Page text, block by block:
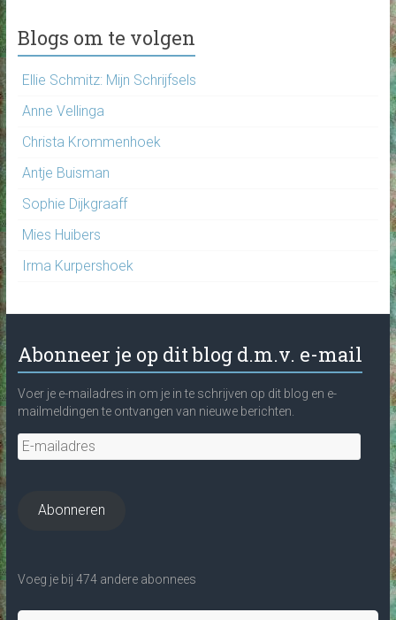
Blogs om te volgen
Ellie Schmitz: Mijn Schrijfsels
Anne Vellinga
Christa Krommenhoek
Antje Buisman
Sophie Dijkgraaff
Mies Huibers
Irma Kurpershoek
Abonneer je op dit blog d.m.v. e-mail
Voer je e-mailadres in om je in te schrijven op dit blog en e-
mailmeldingen te ontvangen van nieuwe berichten.
E-
mailadres
Abonneren
Voeg je bij 474 andere abonnees